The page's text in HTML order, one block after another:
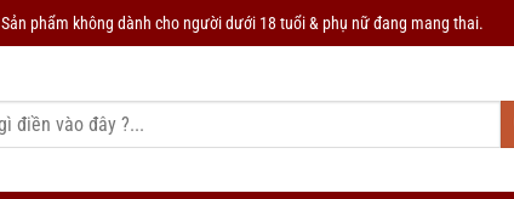
Sản phẩm không dành cho người dưới 18 tuổi & phụ nữ đang mang thai.